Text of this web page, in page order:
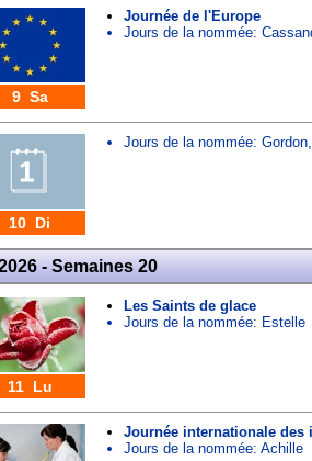
9 Sa
Journée de l'Europe
Jours de la nommée:
10 Di
Jours de la nommée: Gordon
- Semaines 20
11 Lu
Les Saints de glace
Jours de la nommée: Estelle
Journée internationale des
Jours de la nommée: Achille